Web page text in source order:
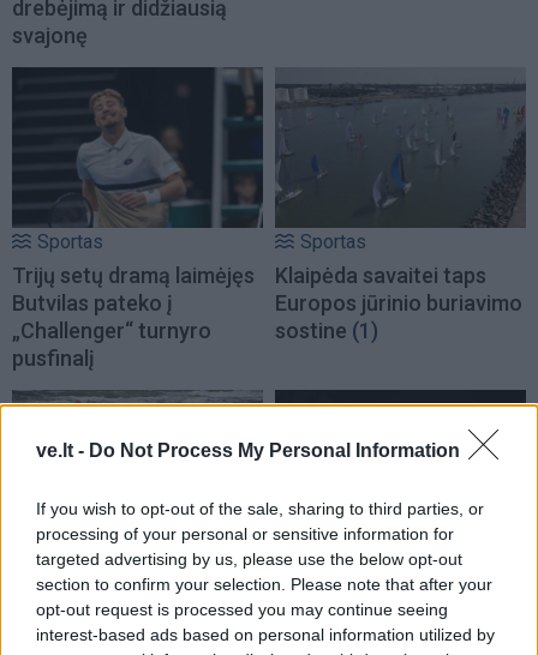
ve.lt - Do Not Process My Personal Information
If you wish to opt-out of the sale, sharing to third parties, or
processing of your personal or sensitive information for
targeted advertising by us, please use the below opt-out
section to confirm your selection. Please note that after your
opt-out request is processed you may continue seeing
interest-based ads based on personal information utilized by
drebėjimą ir didžiausią
svajonę
Sportas
Trijų setų dramą laimėjęs
Butvilas pateko į
„Challenger“ turnyro
pusfinalį
Sportas
Klaipėda savaitei taps
Europos jūrinio buriavimo
sostine (1)
Sportas
Savaitgalį Klaipėdoje -
daug sporto: veiksmas
Sportas
Rimas Kurtinaitis
paskelbė Lietuvos